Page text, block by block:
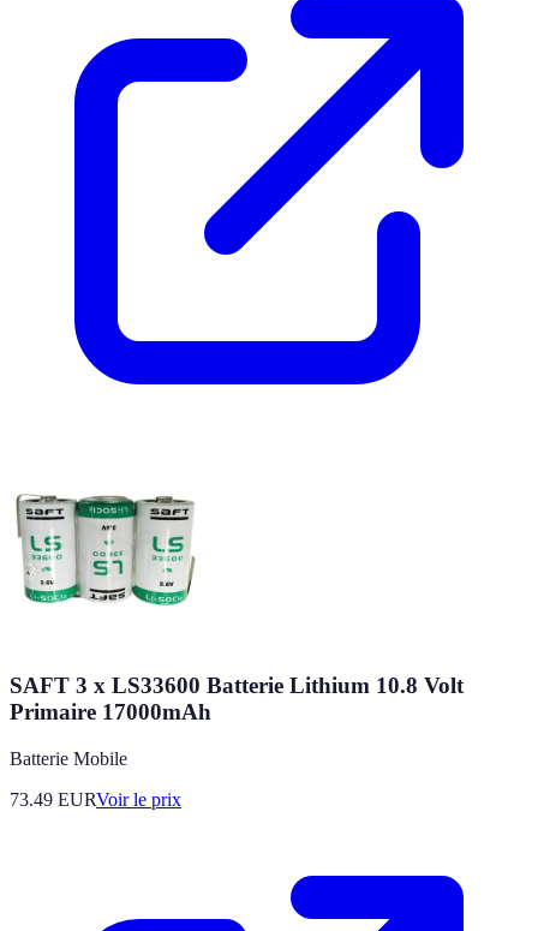
SAFT 3 x LS33600 Batterie Lithium 10.8 Volt
Primaire 17000mAh
Batterie Mobile
73.49 EURVoir le prix